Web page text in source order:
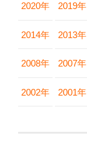
2020年 2019年
2014年 2013年
2008年 2007年
2002年 2001年